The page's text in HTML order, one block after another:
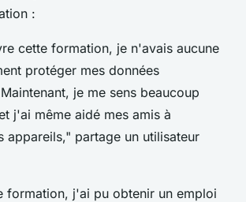
:
cette formation, je n'avais aucune
protéger mes données
je me sens beaucoup
j'ai même aidé mes amis à
appareils," partage un utilisateur
formation, j'ai pu obtenir un emploi